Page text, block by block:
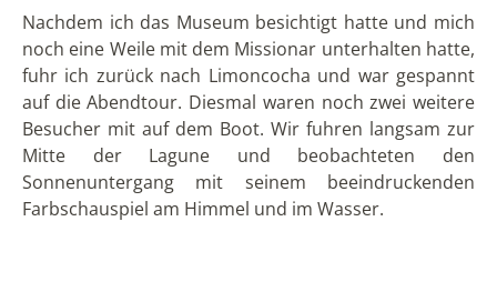
Möchten auch Sie den ecuadorianischen Regenwald
erkunden? Wir bieten verschiedeneProgrammein
dieser beeindruckenden Region an, die Sie sowohl
separat als auch als Teil einer kompletten Ecuador
Reiseplanen können. Wir unterstützen Sie gern
dabei.
VORIGER